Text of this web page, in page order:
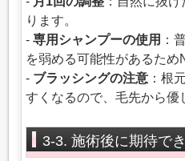
ります。
- 専用シャンプーの使用 ：
を弱める可能性があるため
- ブラッシングの注意 ：根
すくなるので、毛先から優
3-3. 施術後に期待で